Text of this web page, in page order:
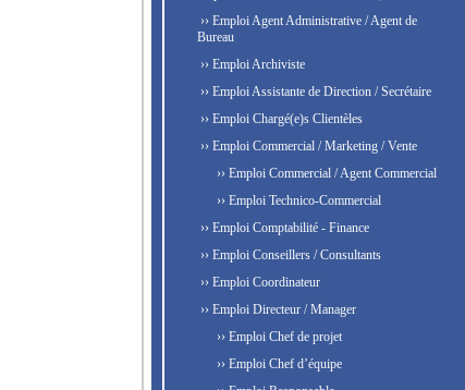
›› Emploi Agent Administrative / Agent de
Bureau
›› Emploi Archiviste
›› Emploi Assistante de Direction / Secrétaire
›› Emploi Chargé(e)s Clientèles
›› Emploi Commercial / Marketing / Vente
›› Emploi Commercial / Agent Commercial
›› Emploi Technico-Commercial
›› Emploi Comptabilité - Finance
›› Emploi Conseillers / Consultants
›› Emploi Coordinateur
›› Emploi Directeur / Manager
›› Emploi Chef de projet
›› Emploi Chef d’équipe